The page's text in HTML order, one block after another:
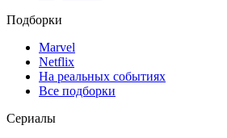
Подборки
Marvel
Netflix
На реальных событиях
Все подборки
Сериалы